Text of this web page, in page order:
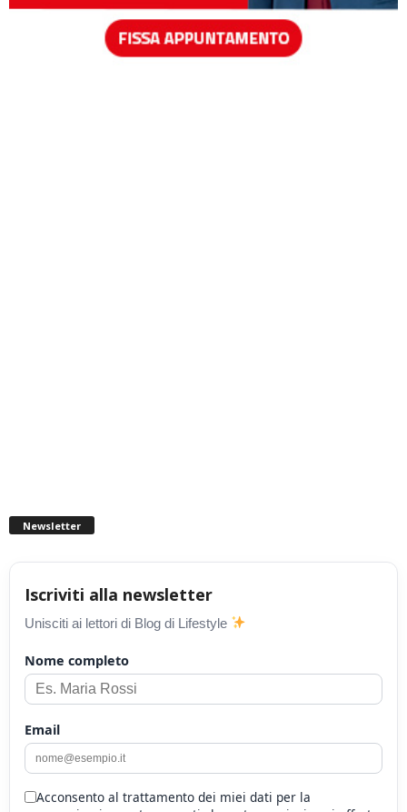
Newsletter
Iscriviti alla newsletter
Unisciti ai lettori di Blog di Lifestyle
Nome completo
Email
Acconsento al trattamento dei miei dati per la